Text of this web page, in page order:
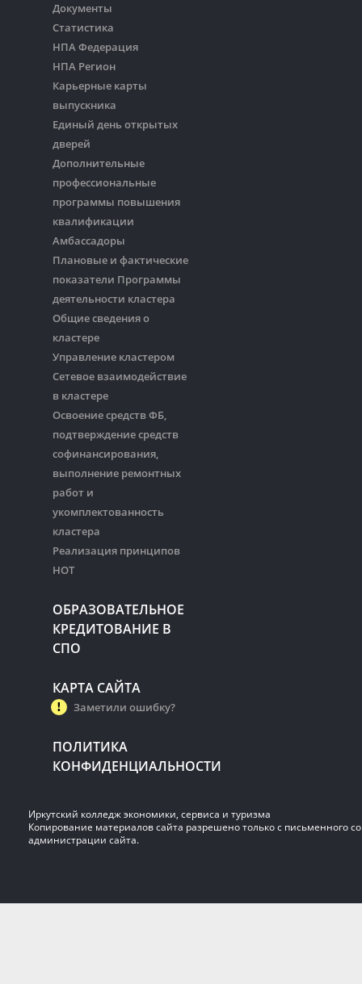
Документы
Статистика
НПА Федерация
НПА Регион
Карьерные карты
выпускника
Единый день открытых
дверей
Дополнительные
профессиональные
программы повышения
квалификации
Амбассадоры
Плановые и фактические
показатели Программы
деятельности кластера
Общие сведения о
кластере
Управление кластером
Сетевое взаимодействие
в кластере
Освоение средств ФБ,
подтверждение средств
софинансирования,
выполнение ремонтных
работ и
укомплектованность
кластера
Реализация принципов
НОТ
ОБРАЗОВАТЕЛЬНОЕ
КРЕДИТОВАНИЕ В
СПО
КАРТА САЙТА
Заметили ошибку?
ПОЛИТИКА
КОНФИДЕНЦИАЛЬНОСТИ
Иркутский колледж экономики, сервиса и туризма
Копирование материалов сайта разрешено только с письменного
администрации сайта.